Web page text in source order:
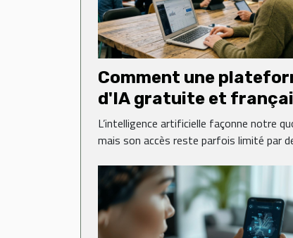
Comment une
d'IA gratuite et
transforme-t-elle
la technologie ?
L’intelligence artificielle façonne notre
mais son accès reste parfois limité par